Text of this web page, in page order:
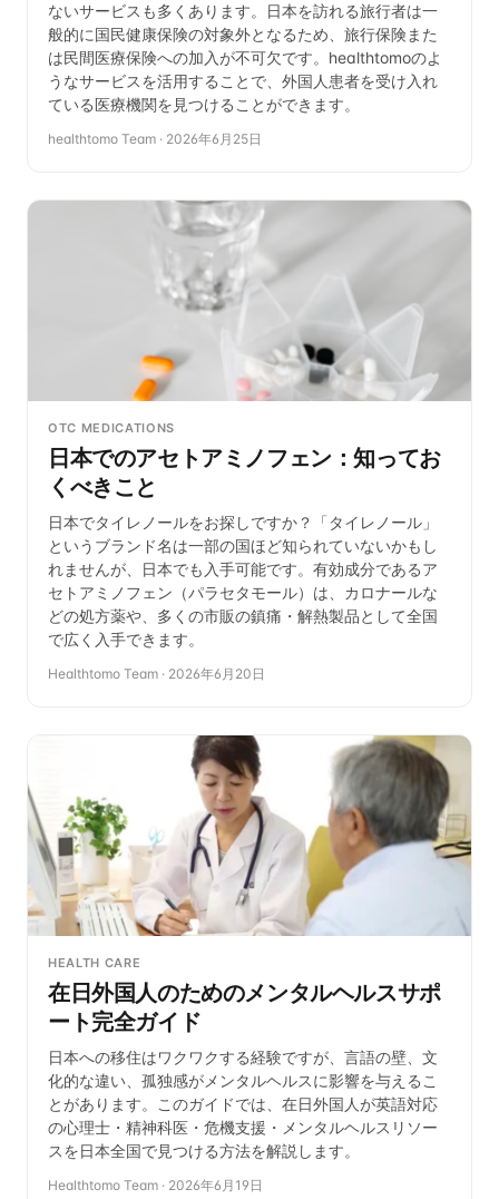
ないサービスも多くあります。日本を訪れる旅行者は一
般的に国民健康保険の対象外となるため、旅行保険また
は民間医療保険への加入が不可欠です。healthtomoのよ
うなサービスを活用することで、外国人患者を受け入れ
ている医療機関を見つけることができます。
healthtomo Team · 2026年6月25日
OTC MEDICATIONS
日本でのアセトアミノフェン：知ってお
くべきこと
日本でタイレノールをお探しですか？「タイレノール」
というブランド名は一部の国ほど知られていないかもし
れませんが、日本でも入手可能です。有効成分であるア
セトアミノフェン（パラセタモール）は、カロナールな
どの処方薬や、多くの市販の鎮痛・解熱製品として全国
で広く入手できます。
Healthtomo Team · 2026年6月20日
HEALTH CARE
在日外国人のためのメンタルヘルスサポ
ート完全ガイド
日本への移住はワクワクする経験ですが、言語の壁、文
化的な違い、孤独感がメンタルヘルスに影響を与えるこ
とがあります。このガイドでは、在日外国人が英語対応
の心理士・精神科医・危機支援・メンタルヘルスリソー
スを日本全国で見つける方法を解説します。
Healthtomo Team · 2026年6月19日